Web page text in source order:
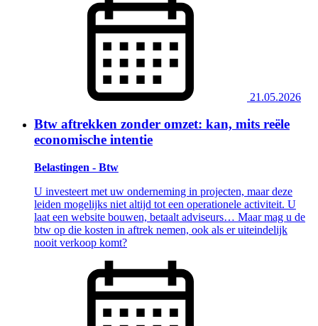
21.05.2026
Btw aftrekken zonder omzet: kan, mits reële
economische intentie
Belastingen - Btw
U investeert met uw onderneming in projecten, maar deze
leiden mogelijks niet altijd tot een operationele activiteit. U
laat een website bouwen, betaalt adviseurs… Maar mag u de
btw op die kosten in aftrek nemen, ook als er uiteindelijk
nooit verkoop komt?